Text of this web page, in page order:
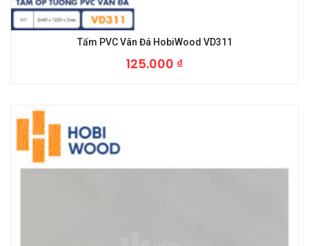
Tấm PVC Vân Đá HobiWood VD311
125.000 ₫